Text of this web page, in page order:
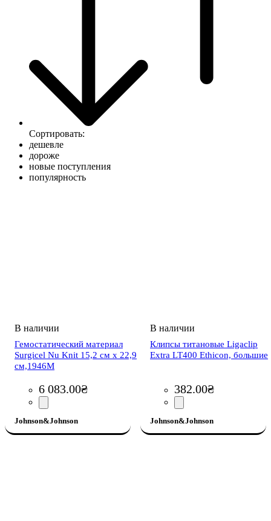
Сортировать:
дешевле
дороже
новые поступления
популярность
Гемостатический материал
Surgicel Nu Knit 15,2 см х 22,9
см,1946M
6 083.00₴
Johnson&Johnson
Клипсы титановые Ligaclip
Extra LT400 Ethicon, большие
382.00₴
Johnson&Johnson